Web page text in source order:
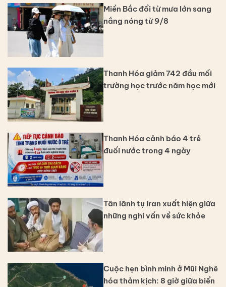
Miền Bắc đổi từ mưa lớn sang
nắng nóng từ 9/8
Thanh Hóa giảm 742 đầu mối
trường học trước năm học mới
Thanh Hóa cảnh báo 4 trẻ
đuối nước trong 4 ngày
Tân lãnh tụ Iran xuất hiện giữa
những nghi vấn về sức khỏe
Cuộc hẹn bình minh ở Mũi Nghê
hóa thảm kịch: 8 giờ giữa biển